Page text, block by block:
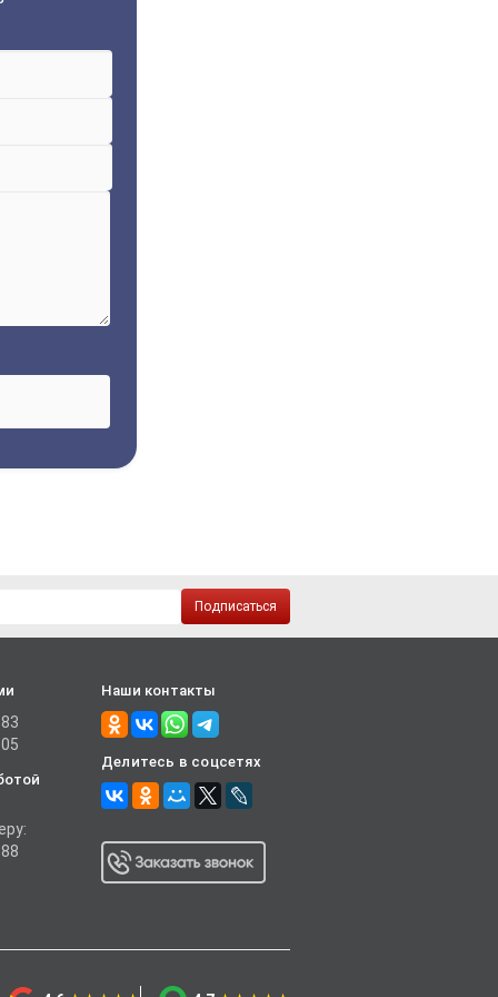
Подписаться
Наши контакты
Делитесь в соцсетях